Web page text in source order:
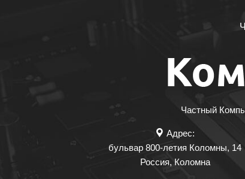
Частный
Адрес:
бульвар 800-летия Коломны, 14
Россия, Коломна